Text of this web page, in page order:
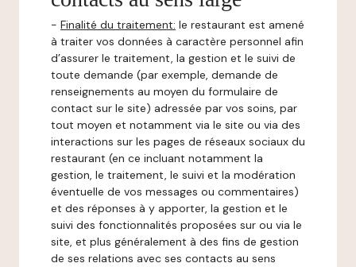
- Finalité du traitement: le restaurant est amené
à traiter vos données à caractère personnel afin
d’assurer le traitement, la gestion et le suivi de
toute demande (par exemple, demande de
renseignements au moyen du formulaire de
contact sur le site) adressée par vos soins, par
tout moyen et notamment via le site ou via des
interactions sur les pages de réseaux sociaux du
restaurant (en ce incluant notamment la
gestion, le traitement, le suivi et la modération
éventuelle de vos messages ou commentaires)
et des réponses à y apporter, la gestion et le
suivi des fonctionnalités proposées sur ou via le
site, et plus généralement à des fins de gestion
de ses relations avec ses contacts au sens